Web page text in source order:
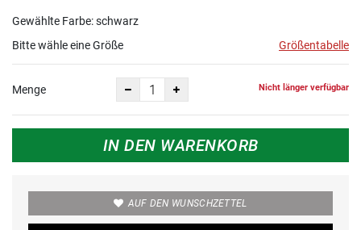
Gewählte Farbe: schwarz
Bitte wähle eine Größe
Größentabelle
Menge Nicht länger verfügbar
IN DEN WARENKORB
AUF DEN WUNSCHZETTEL